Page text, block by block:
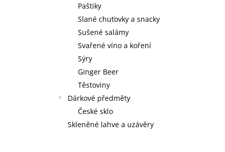
Paštiky
Slané chuťovky a snacky
Sušené salámy
Svařené víno a koření
Sýry
Ginger Beer
Těstoviny
Dárkové předměty
České sklo
Skleněné lahve a uzávěry